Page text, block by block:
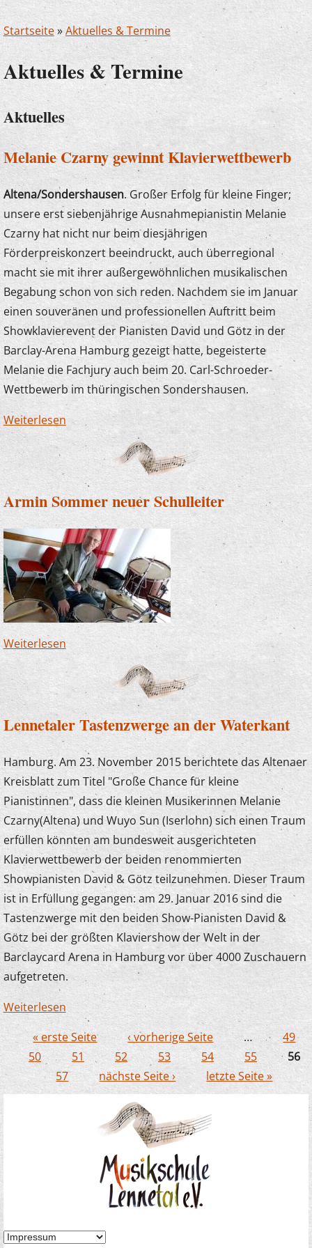
Startseite»Aktuelles & Termine
Aktuelles & Termine
Aktuelles
Melanie Czarny gewinnt Klavierwettbewerb
Altena/Sondershausen. Großer Erfolg für kleine Finger;
unsere erst siebenjährige Ausnahmepianistin Melanie
Czarny hat nicht nur beim diesjährigen
Förderpreiskonzert beeindruckt, auch überregional
macht sie mit ihrer außergewöhnlichen musikalischen
Begabung schon von sich reden. Nachdem sie im Januar
einen souveränen und professionellen Auftritt beim
Showklavierevent der Pianisten David und Götz in der
Barclay-Arena Hamburg gezeigt hatte, begeisterte
Melanie die Fachjury auch beim 20. Carl-Schroeder-
Wettbewerb im thüringischen Sondershausen.
Weiterlesen über Melanie Czarny gewinnt
Klavierwettbewerb
Armin Sommer neuer Schulleiter
Weiterlesen über Armin Sommer neuer Schulleiter
Lennetaler Tastenzwerge an der Waterkant
Hamburg. Am 23. November 2015 berichtete das Altenaer
Kreisblatt zum Titel "Große Chance für kleine
Pianistinnen", dass die kleinen Musikerinnen Melanie
Czarny(Altena) und Wuyo Sun (Iserlohn) sich einen Traum
erfüllen könnten am bundesweit ausgerichteten
Klavierwettbewerb der beiden renommierten
Showpianisten David & Götz teilzunehmen. Dieser Traum
ist in Erfüllung gegangen: am 29. Januar 2016 sind die
Tastenzwerge mit den beiden Show-Pianisten David &
Götz bei der größten Klaviershow der Welt in der
Barclaycard Arena in Hamburg vor über 4000 Zuschauern
aufgetreten.
Weiterlesen über Lennetaler Tastenzwerge an der
Waterkant
Seiten
« erste Seite ‹ vorherige Seite …
49
50
51 52 53 54 55
56
57
nächste Seite › letzte Seite »